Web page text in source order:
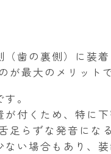
歯の裏側）に装
最大のメリットで
。
付くため、特に
足らずな発音にな
い場合もあり、